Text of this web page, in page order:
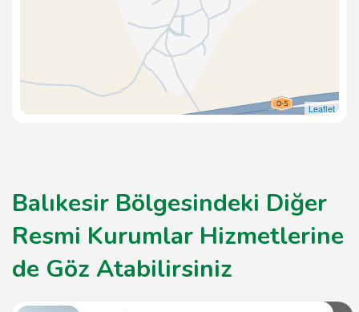
Leaflet
Balıkesir Bölgesindeki Diğer
Resmi Kurumlar Hizmetlerine
de Göz Atabilirsiniz